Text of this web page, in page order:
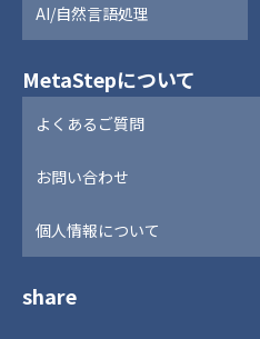
AI/自然言語処理
MetaStepについて
よくあるご質問
お問い合わせ
個人情報について
share